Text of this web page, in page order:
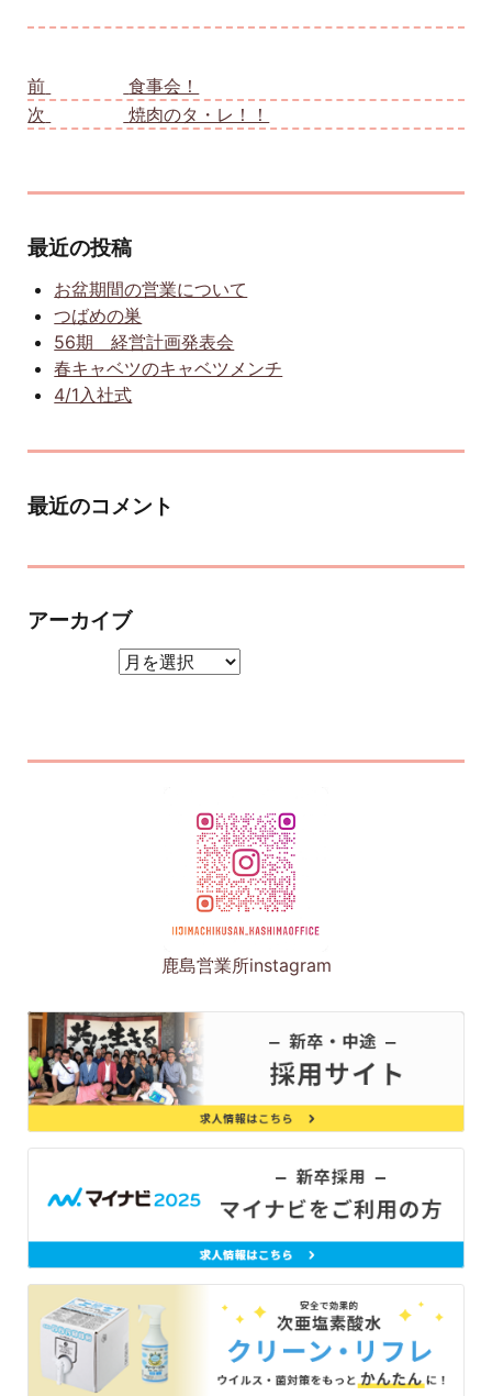
前
食事会！
次
焼肉のタ・レ！！
最近の投稿
お盆期間の営業について
つばめの巣
56期 経営計画発表会
春キャベツのキャベツメンチ
4/1入社式
最近のコメント
アーカイブ
鹿島営業所instagram